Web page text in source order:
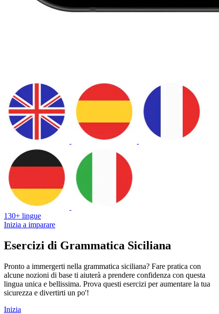
130+ lingue
Inizia a imparare
Esercizi di Grammatica Siciliana
Pronto a immergerti nella grammatica siciliana? Fare pratica con
alcune nozioni di base ti aiuterà a prendere confidenza con questa
lingua unica e bellissima. Prova questi esercizi per aumentare la tua
sicurezza e divertirti un po'!
Inizia